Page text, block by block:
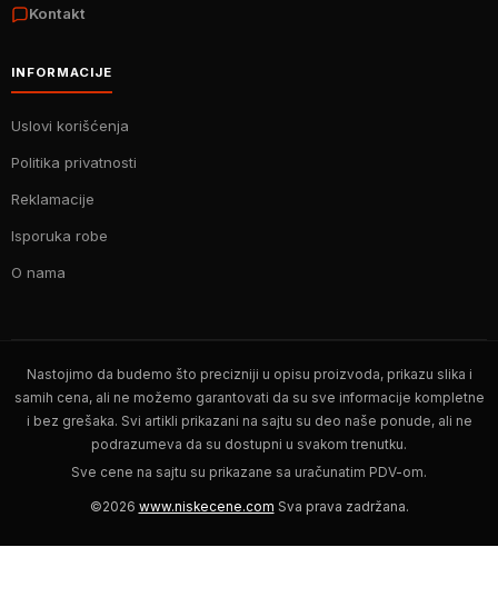
Kontakt
INFORMACIJE
Uslovi korišćenja
Politika privatnosti
Reklamacije
Isporuka robe
O nama
Nastojimo da budemo što precizniji u opisu proizvoda, prikazu slika i
samih cena, ali ne možemo garantovati da su sve informacije kompletne
i bez grešaka. Svi artikli prikazani na sajtu su deo naše ponude, ali ne
podrazumeva da su dostupni u svakom trenutku.
Sve cene na sajtu su prikazane sa uračunatim PDV-om.
©2026 www.niskecene.com Sva prava zadržana.